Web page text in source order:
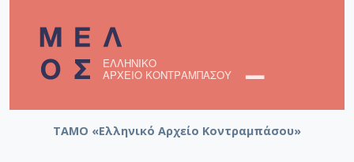
ΤΑΜΟ «Ελληνικό Αρχείο Κοντραμπάσου»